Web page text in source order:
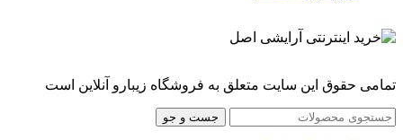
تمامی حقوق این سایت متعلق به فروشگاه زیبارو آنلاین است
جست و جو